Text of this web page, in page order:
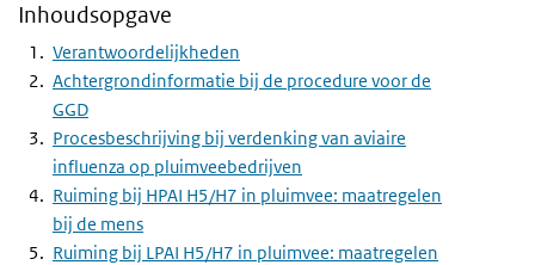
Inhoudsopgave
Verantwoordelijkheden
Achtergrondinformatie bij de procedure voor de
GGD
Procesbeschrijving bij verdenking van aviaire
influenza op pluimveebedrijven
Ruiming bij HPAI H5/H7 in pluimvee: maatregelen
bij de mens
Ruiming bij LPAI H5/H7 in pluimvee: maatregelen